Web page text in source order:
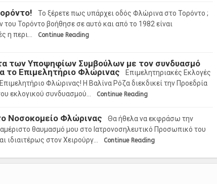
To ξέρετε πως υπάρχει οδός Φλώρινα στο Τορόντο ;
Τορόντο βοήθησε σε αυτό και από το 1982 είναι
η περι…
Continue Reading
των Υποψηφίων Συμβούλων με τον συνδυασμό
το Επιμελητήριο Φλώρινας
Επιμελητηριακές Εκλογές
Φλώρινας! Η Βαλίνα Ρόζα διεκδικεί την Προεδρία
εκλογικού συνδυασμού…
Continue Reading
Νοσοκομείο Φλώρινας
Θα ήθελα να εκφράσω την
θαυμασμό μου στο Ιατρονοσηλευτικό Προσωπικό του
ιδιαιτέρως στον Χειρούργ…
Continue Reading